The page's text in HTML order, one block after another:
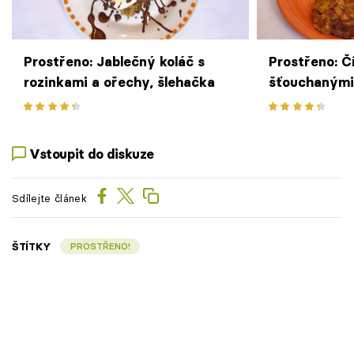
Prostřeno: Jablečný koláč s
rozinkami a ořechy, šlehačka
Prostřeno:
cibulce a
Vstoupit do diskuze
Sdílejte článek
ŠTÍTKY PROSTŘENO!